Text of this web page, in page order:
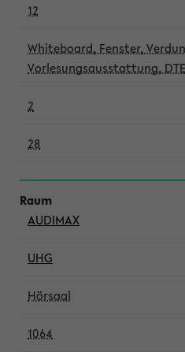
12
Whiteboard, Fenster,
Vorlesungsausstattung,
2
28
AUDIMAX
UHG
Hörsaal
1064